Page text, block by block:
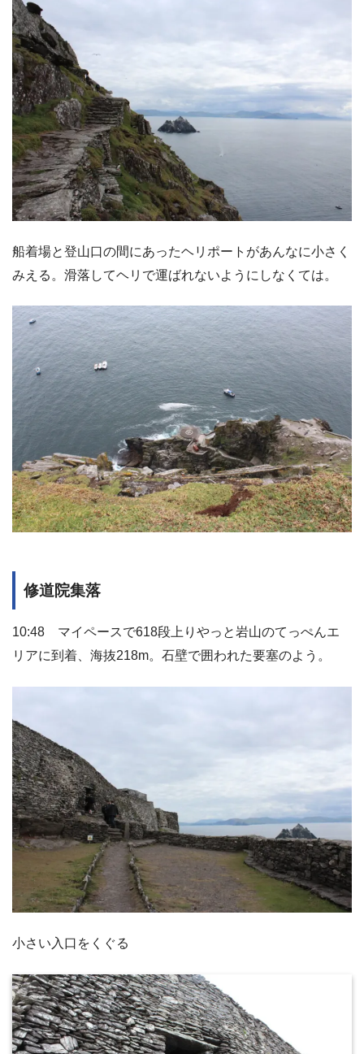
船着場と登山口の間にあったヘリポートがあんなに小さく
みえる。滑落してヘリで運ばれないようにしなくては。
修道院集落
10:48 マイペースで618段上りやっと岩山のてっぺんエ
リアに到着、海抜218m。石壁で囲われた要塞のよう。
小さい入口をくぐる